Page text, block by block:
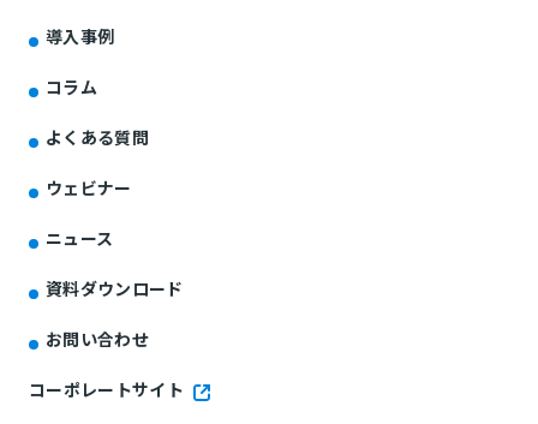
導入事例
コラム
よくある質問
ウェビナー
ニュース
資料ダウンロード
お問い合わせ
コーポレートサイト